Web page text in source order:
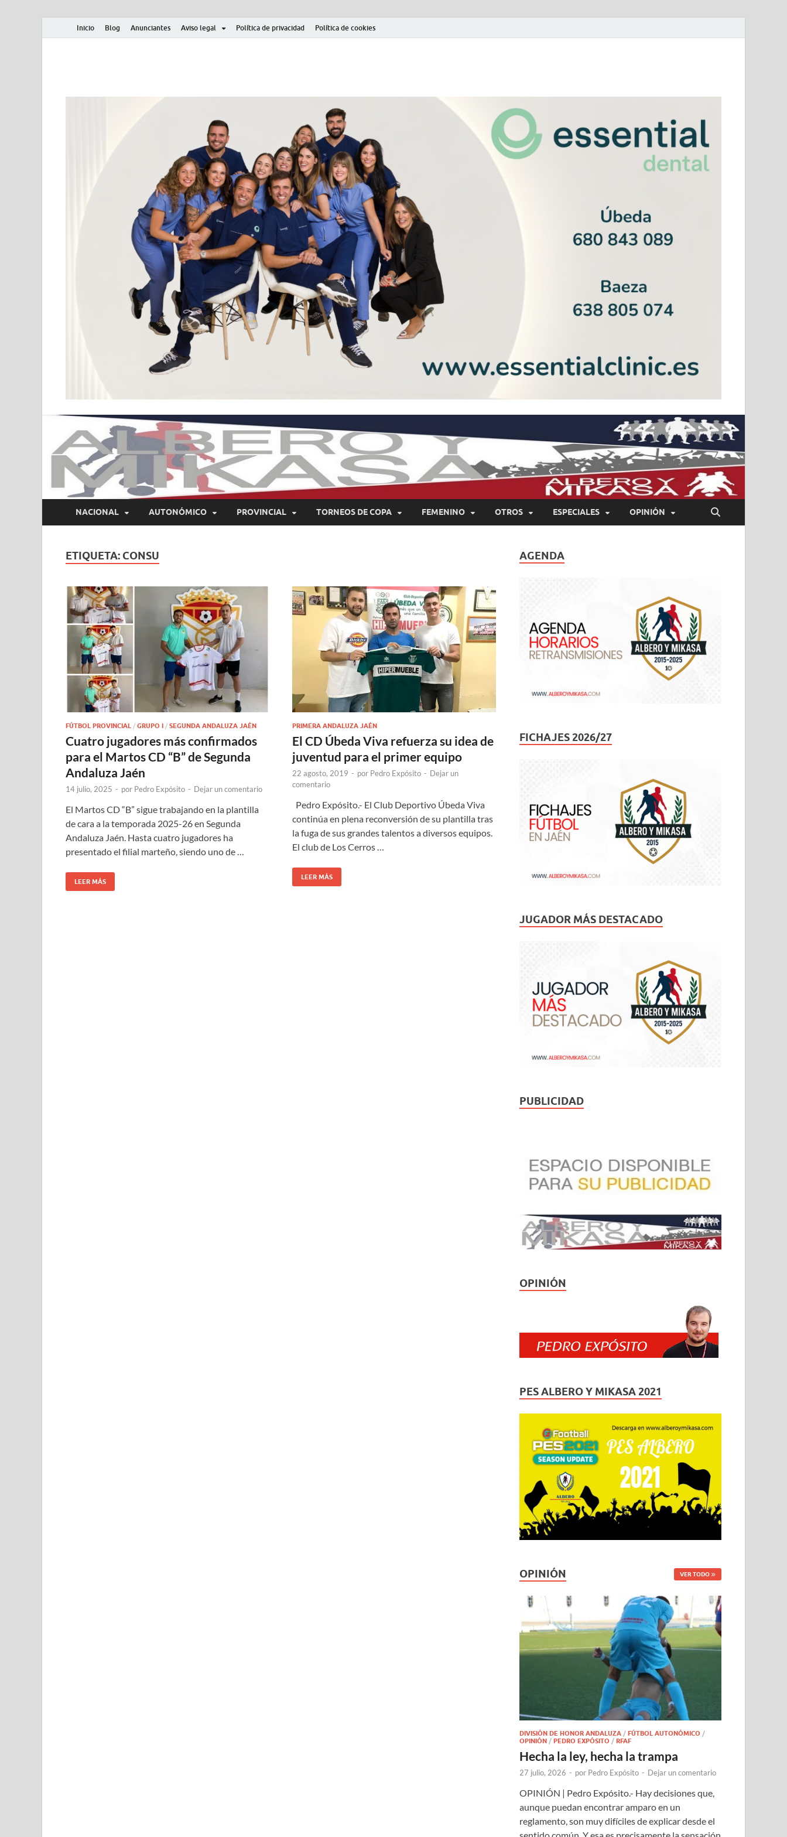
Inicio Blog Anunciantes Aviso legal Política de privacidad Política de cookies
NACIONAL AUTONÓMICO PROVINCIAL TORNEOS DE COPA FEMENINO OTROS ESPECIALES OPINIÓN
ETIQUETA: CONSU
FÚTBOL PROVINCIAL / GRUPO I / SEGUNDA ANDALUZA JAÉN
Cuatro jugadores más confirmados
para el Martos CD “B” de Segunda
Andaluza Jaén
14 julio, 2025 - por Pedro Expósito - Dejar un comentario
El Martos CD “B” sigue trabajando en la plantilla
de cara a la temporada 2025-26 en Segunda
Andaluza Jaén. Hasta cuatro jugadores ha
presentado el filial marteño, siendo uno de …
LEER MÁS
PRIMERA ANDALUZA JAÉN
El CD Úbeda Viva refuerza su idea de
juventud para el primer equipo
22 agosto, 2019 - por Pedro Expósito - Dejar un
comentario
Pedro Expósito.- El Club Deportivo Úbeda Viva
continúa en plena reconversión de su plantilla tras
la fuga de sus grandes talentos a diversos equipos.
El club de Los Cerros …
LEER MÁS
AGENDA
FICHAJES 2026/27
JUGADOR MÁS DESTACADO
PUBLICIDAD
OPINIÓN
PES ALBERO Y MIKASA 2021
OPINIÓN VER TODO
DIVISIÓN DE HONOR ANDALUZA /FÚTBOL AUTONÓMICO /
OPINIÓN /PEDRO EXPÓSITO /RFAF
Hecha la ley, hecha la trampa
27 julio, 2026 - por Pedro Expósito - Dejar un comentario
OPINIÓN | Pedro Expósito.- Hay decisiones que,
aunque puedan encontrar amparo en un
reglamento, son muy difíciles de explicar desde el
sentido común. Y esa es precisamente la sensación